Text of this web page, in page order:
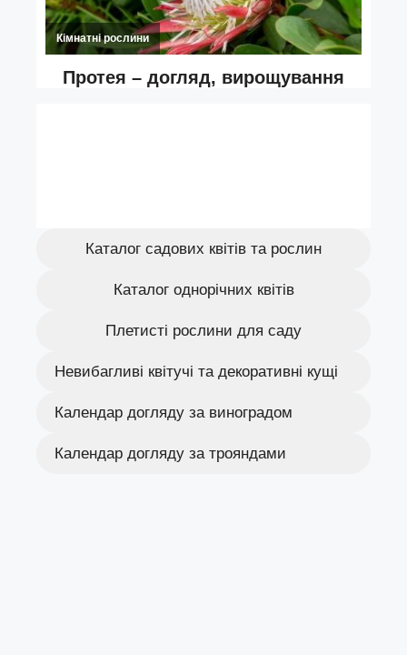
Каталог садових квітів та рослин
Каталог однорічних квітів
Плетисті рослини для саду
Невибагливі квітучі та декоративні кущі
Календар догляду за виноградом
Календар догляду за трояндами